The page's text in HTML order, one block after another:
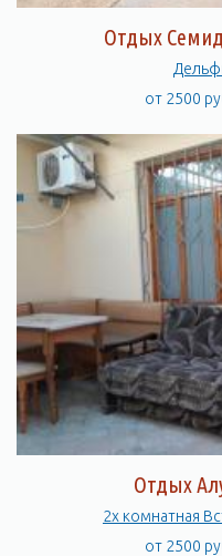
Отдых
от 2500
Отдых
2х комнатная
от 2500